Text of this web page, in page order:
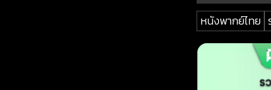
หนังพากย์ไทย